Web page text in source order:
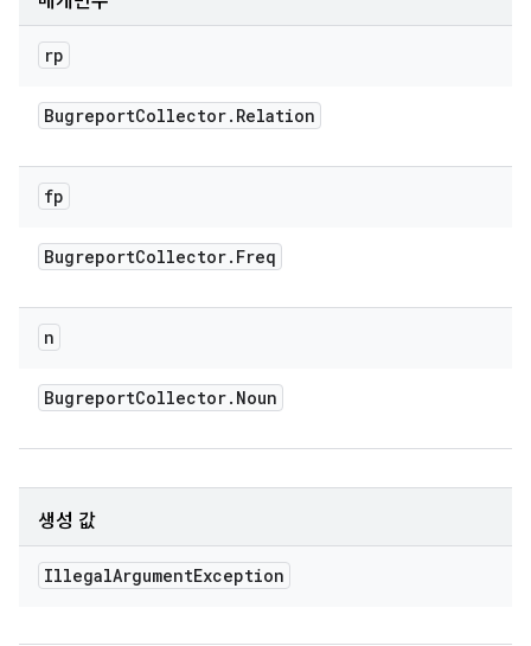
rp
BugreportCollector. Relation
fp
BugreportCollector. Freq
n
BugreportCollector. Noun
생성 값
IllegalArgumentException